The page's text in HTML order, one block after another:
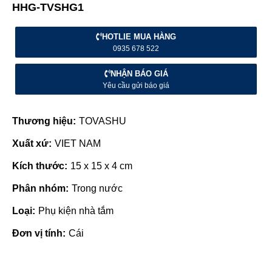
HHG-TVSHG1
HOTLIE MUA HÀNG
0935 678 522
NHẬN BÁO GIÁ
Yêu cầu gửi báo giá
Thương hiệu: TOVASHU
Xuất xứ: VIET NAM
Kích thước: 15 x 15 x 4 cm
Phân nhóm: Trong nước
Loại: Phụ kiện nhà tắm
Đơn vị tính: Cái